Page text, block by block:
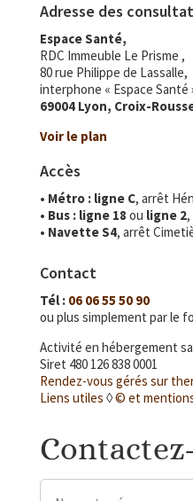
Adresse des
Espace Santé,
RDC Immeuble Le Prisme ,
80 rue Philippe de Lassalle,
interphone « Espace Santé
69004 Lyon, Croix-
Voir le plan
Accès
• Métro : ligne C, arrêt
• Bus : ligne 18 ou ligne 2,
• Navette S4, arrêt
Contact
Tél : 06 06 55 50 90
ou plus simplement par le
Activité en hébergement
Siret 480 126 838 0001
Rendez-vous gérés sur
Liens utiles ◊© et